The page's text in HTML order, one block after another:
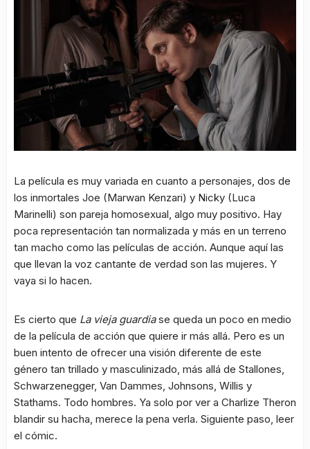
La película es muy variada en cuanto a personajes, dos de
los inmortales Joe (Marwan Kenzari) y Nicky (Luca
Marinelli) son pareja homosexual, algo muy positivo. Hay
poca representación tan normalizada y más en un terreno
tan macho como las películas de acción. Aunque aquí las
que llevan la voz cantante de verdad son las mujeres. Y
vaya si lo hacen.
Es cierto que La vieja guardiase queda un poco en medio
de la película de acción que quiere ir más allá. Pero es un
buen intento de ofrecer una visión diferente de este
género tan trillado y masculinizado, más allá de Stallones,
Schwarzenegger, Van Dammes, Johnsons, Willis y
Stathams. Todo hombres. Ya solo por ver a Charlize Theron
blandir su hacha, merece la pena verla. Siguiente paso, leer
el cómic.